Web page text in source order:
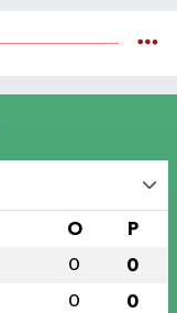
O P
0 0
0 0